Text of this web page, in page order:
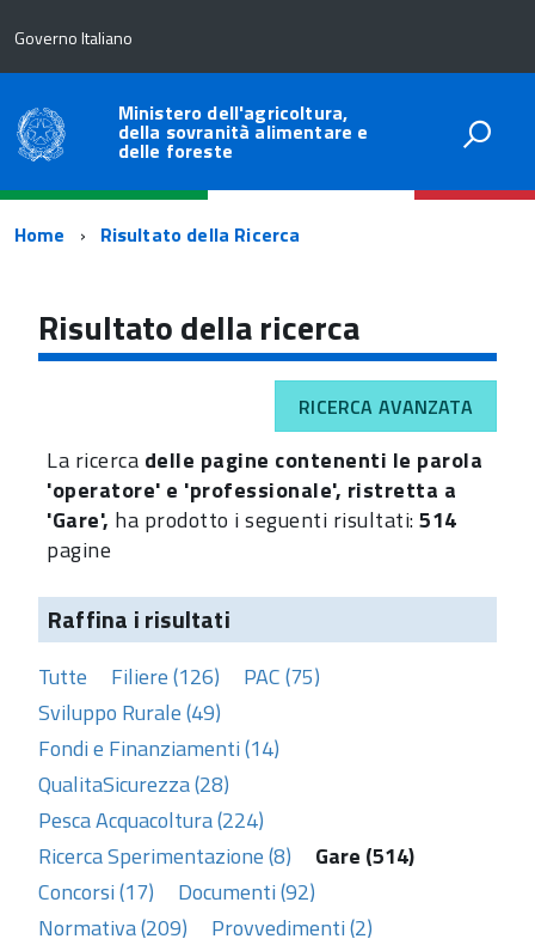
Governo Italiano
Ministero dell'agricoltura,
della sovranità alimentare e
delle foreste
Percorso
navigazione
Home Risultato della Ricerca
Risultato della ricerca
RICERCA AVANZATA
La ricerca delle pagine contenenti le parola
'operatore' e 'professionale', ristretta a
'Gare', ha prodotto i seguenti risultati:514
pagine
Raffina i risultati
Tutte Filiere (126)
PAC (75)
Sviluppo Rurale (49)
Fondi e Finanziamenti (14)
QualitaSicurezza (28)
Pesca Acquacoltura (224)
Ricerca Sperimentazione (8)
Gare (514)
Concorsi (17)
Documenti (92)
Normativa (209)
Provvedimenti (2)